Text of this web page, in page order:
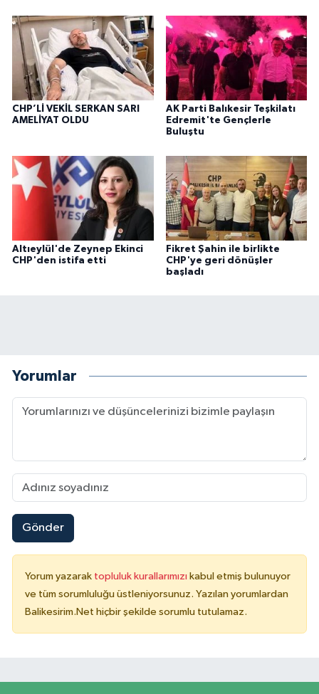
CHP’Lİ VEKİL SERKAN SARI
AMELİYAT OLDU
AK Parti Balıkesir Teşkilatı
Edremit'te Gençlerle
Buluştu
Altıeylül'de Zeynep Ekinci
CHP'den istifa etti
Fikret Şahin ile birlikte
CHP'ye geri dönüşler
başladı
Yorumlar
Gönder
Yorum yazarak topluluk kurallarımızı kabul etmiş bulunuyor
ve tüm sorumluluğu üstleniyorsunuz. Yazılan yorumlardan
Balikesirim.Net hiçbir şekilde sorumlu tutulamaz.